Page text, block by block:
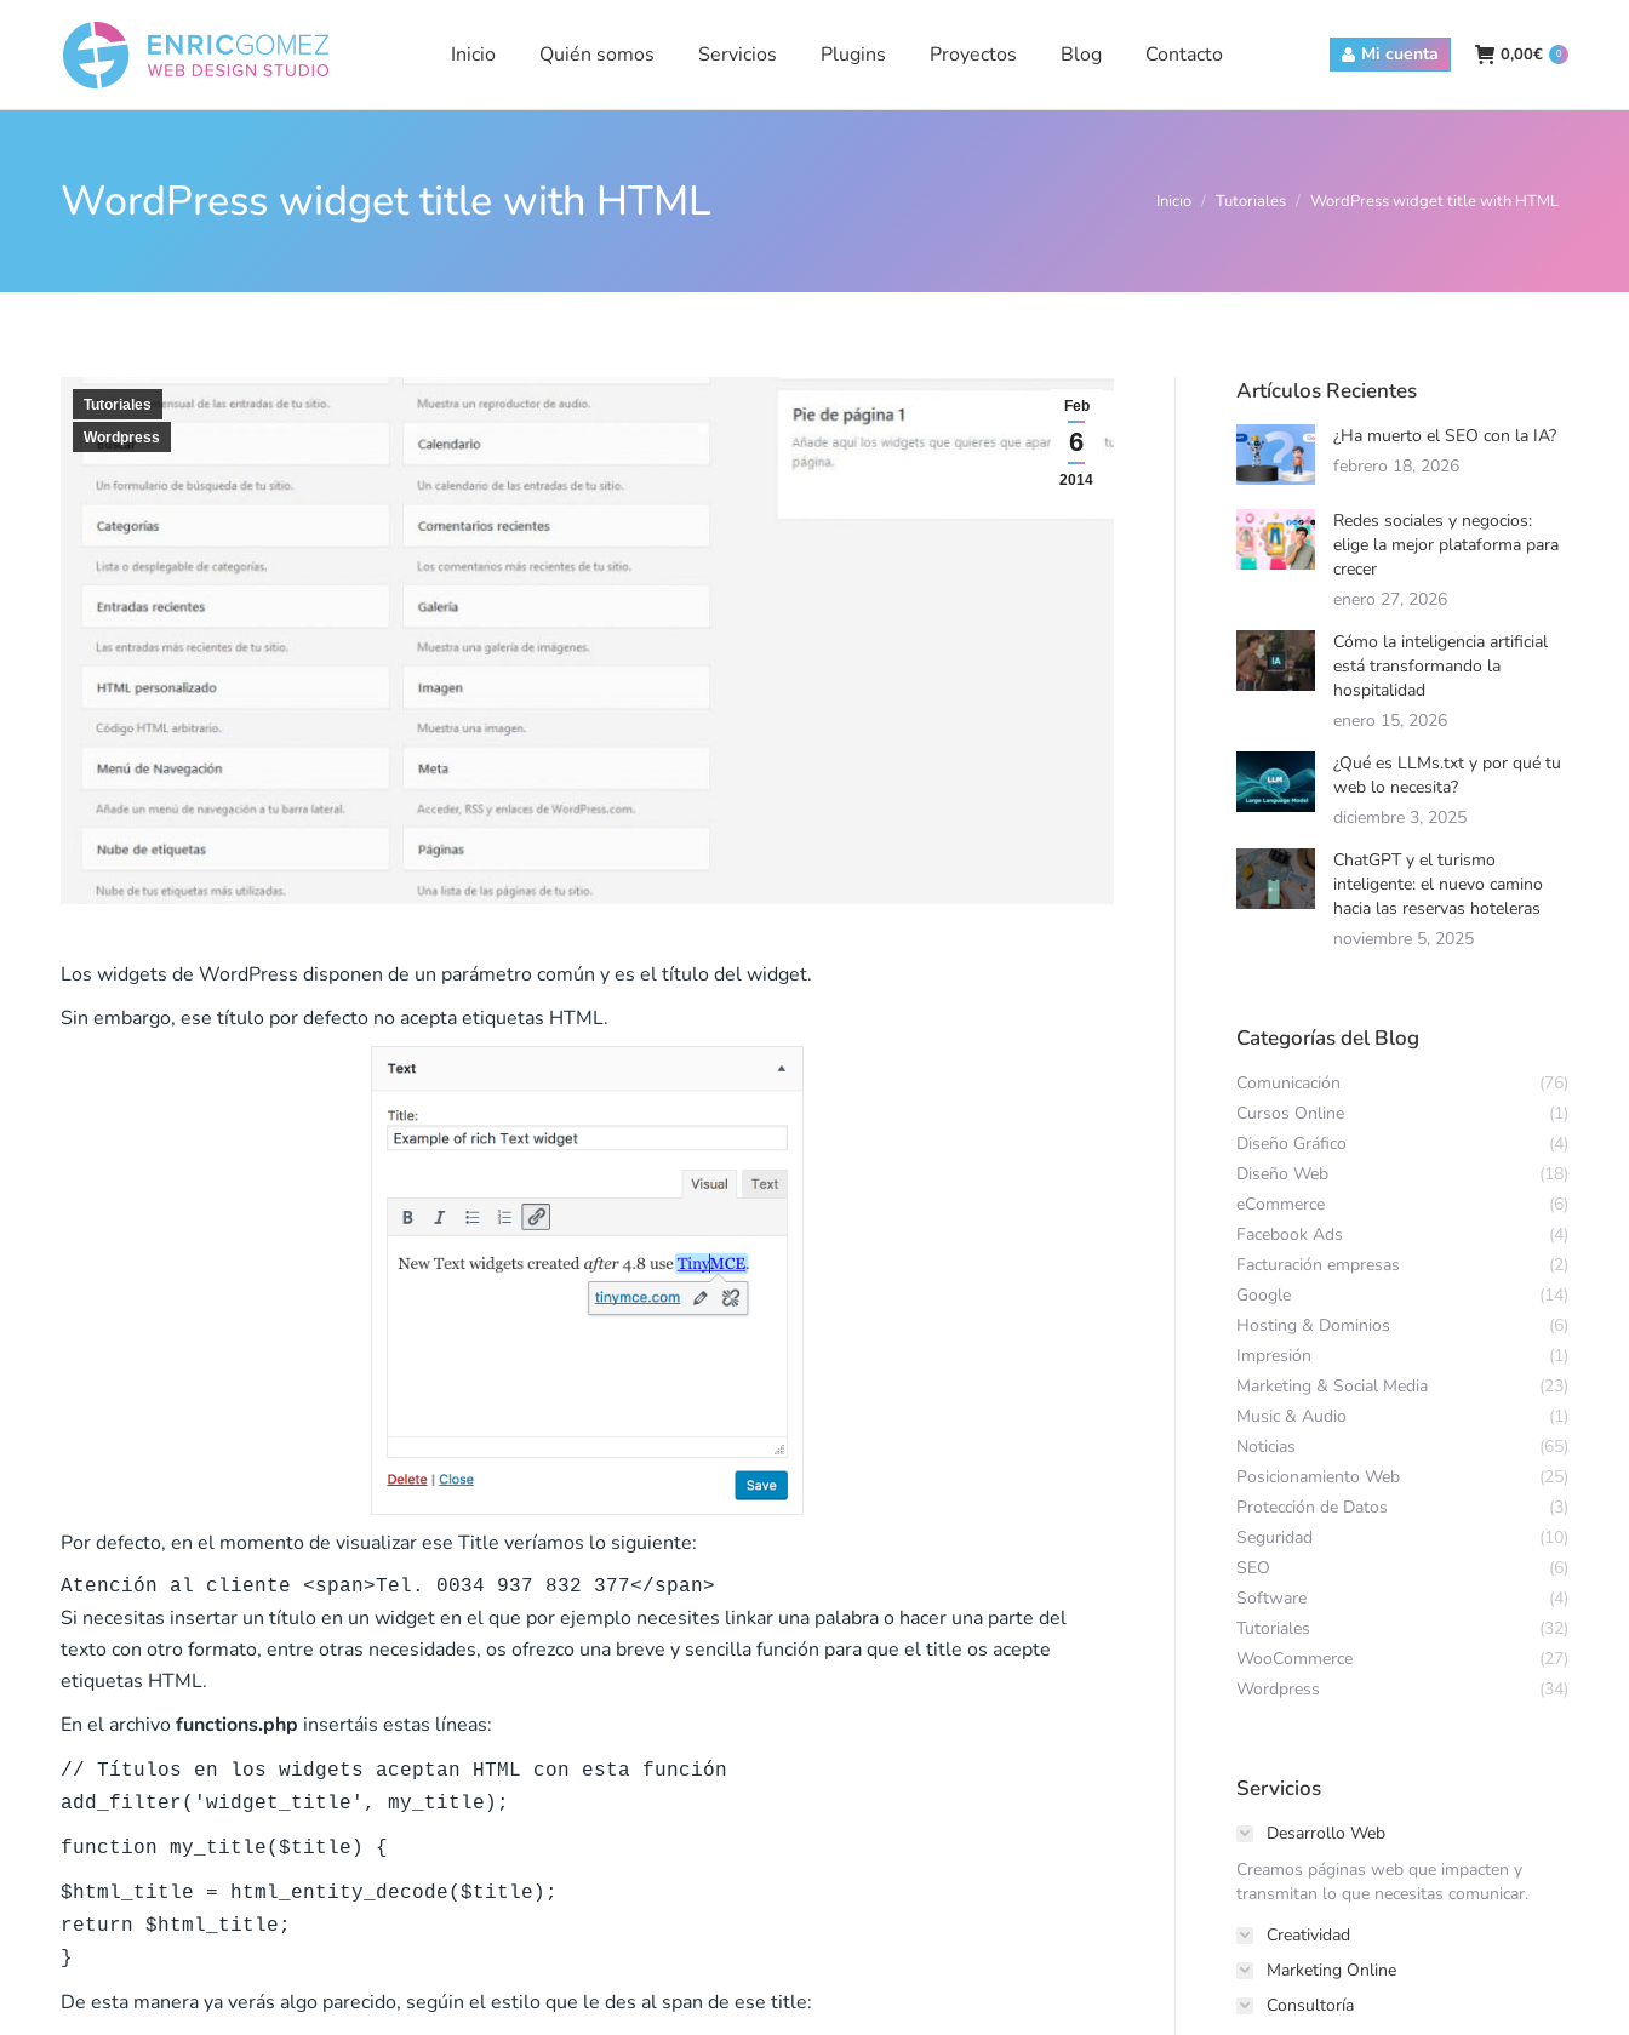
Inicio Quién somos Servicios Plugins Proyectos Blog Contacto Mi cuenta 0,00€ 0
WordPress widget title with HTML Estás aquí:
Inicio Tutoriales WordPress widget title with HTML
Feb
6
2014
Tutoriales
Wordpress
Los widgets de WordPress disponen de un parámetro común y es el título del widget.
Sin embargo, ese título por defecto no acepta etiquetas HTML.
Por defecto, en el momento de visualizar ese Title veríamos lo siguiente:
Atención al cliente <span>Tel. 0034 937 832 377</span>
Si necesitas insertar un título en un widget en el que por ejemplo necesites linkar una palabra o hacer una parte del
texto con otro formato, entre otras necesidades, os ofrezco una breve y sencilla función para que el title os acepte
etiquetas HTML.
En el archivofunctions.php insertáis estas líneas:
// Títulos en los widgets aceptan HTML con esta función
add_filter('widget_title', my_title);
function my_title($title) {
$html_title = html_entity_decode($title);
return $html_title;
}
De esta manera ya verás algo parecido, segúin el estilo que le des al span de ese title:
Artículos Recientes
¿Ha muerto el SEO con la IA?
febrero 18, 2026
Redes sociales y negocios:
elige la mejor plataforma para
crecer
enero 27, 2026
Cómo la inteligencia artificial
está transformando la
hospitalidad
enero 15, 2026
¿Qué es LLMs.txt y por qué tu
web lo necesita?
diciembre 3, 2025
ChatGPT y el turismo
inteligente: el nuevo camino
hacia las reservas hoteleras
noviembre 5, 2025
Categorías del Blog
Comunicación
(76)
Cursos Online
(1)
Diseño Gráfico
(4)
Diseño Web
(18)
eCommerce
(6)
Facebook Ads
(4)
Facturación empresas
(2)
Google
(14)
Hosting & Dominios
(6)
Impresión
(1)
Marketing & Social Media
(23)
Music & Audio
(1)
Noticias
(65)
Posicionamiento Web
(25)
Protección de Datos
(3)
Seguridad
(10)
SEO
(6)
Software
(4)
Tutoriales
(32)
WooCommerce
(27)
Wordpress
(34)
Servicios
Desarrollo Web
Creamos páginas web que impacten y
transmitan lo que necesitas comunicar.
Creatividad
Marketing Online
Consultoría
Mi cuenta